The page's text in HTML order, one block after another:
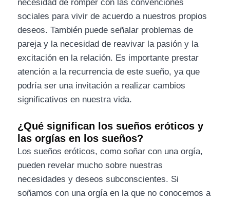
necesidad de romper con las convenciones
sociales para vivir de acuerdo a nuestros propios
deseos. También puede señalar problemas de
pareja y la necesidad de reavivar la pasión y la
excitación en la relación. Es importante prestar
atención a la recurrencia de este sueño, ya que
podría ser una invitación a realizar cambios
significativos en nuestra vida.
¿Qué significan los sueños eróticos y
las orgías en los sueños?
Los sueños eróticos, como soñar con una orgía,
pueden revelar mucho sobre nuestras
necesidades y deseos subconscientes. Si
soñamos con una orgía en la que no conocemos a